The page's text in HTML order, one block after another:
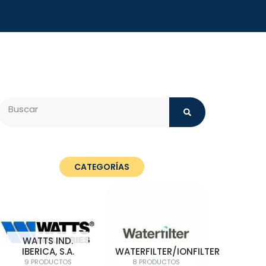
CATEGORÍAS
WATTS IND.
IBERICA, S.A.
9 PRODUCTOS
WATERFILTER/IONFILTER
8 PRODUCTOS